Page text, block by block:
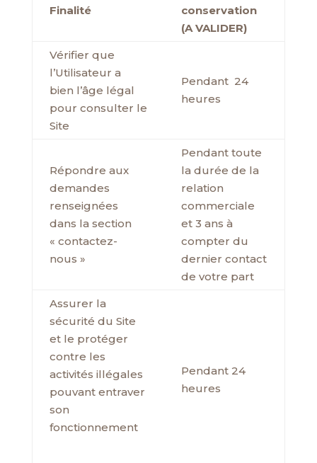
Finalité
conservation
(A VALIDER)
Vérifier que
l’Utilisateur a
bien l’âge légal
pour consulter le
Site
Pendant 24
heures
Répondre aux
demandes
renseignées
dans la section
« contactez-
nous »
Pendant toute
la durée de la
relation
commerciale
et 3 ans à
compter du
dernier contact
de votre part
Assurer la
sécurité du Site
et le protéger
contre les
activités illégales
pouvant entraver
son
fonctionnement
Pendant 24
heures